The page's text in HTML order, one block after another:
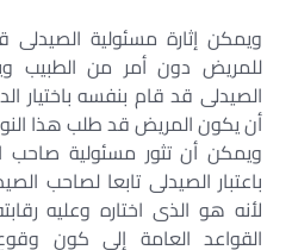
ويمكن إثارة مسئولية الصيدلى
للمريض دون أمر من
الصيدلى قد قام بنفسه باختيار
أن يكون المريض قد طلب هذا
ويمكن أن تثور مسئولية صاحب
باعتبار الصيدلى تابعا لصاحب
لأنه هو الذى اختاره وعليه
القواعد العامة إلى كون